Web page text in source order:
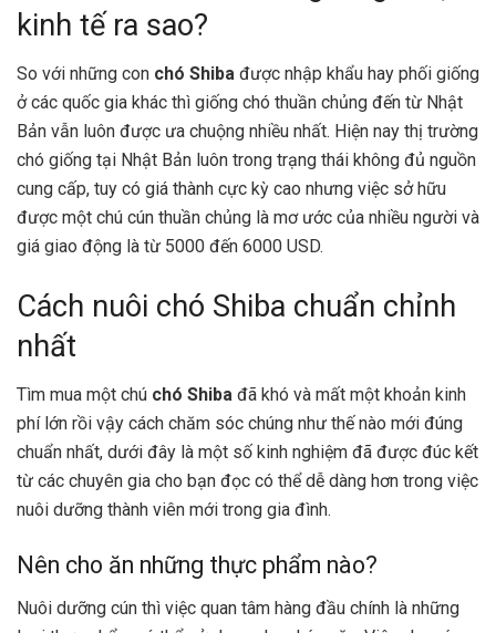
kinh tế ra sao?
So với những con chó Shiba được nhập khẩu hay phối giống
ở các quốc gia khác thì giống chó thuần chủng đến từ Nhật
Bản vẫn luôn được ưa chuộng nhiều nhất. Hiện nay thị trường
chó giống tại Nhật Bản luôn trong trạng thái không đủ nguồn
cung cấp, tuy có giá thành cực kỳ cao nhưng việc sở hữu
được một chú cún thuần chủng là mơ ước của nhiều người và
giá giao động là từ 5000 đến 6000 USD.
Cách nuôi chó Shiba chuẩn chỉnh
nhất
Tìm mua một chú chó Shiba đã khó và mất một khoản kinh
phí lớn rồi vậy cách chăm sóc chúng như thế nào mới đúng
chuẩn nhất, dưới đây là một số kinh nghiệm đã được đúc kết
từ các chuyên gia cho bạn đọc có thể dễ dàng hơn trong việc
nuôi dưỡng thành viên mới trong gia đình.
Nên cho ăn những thực phẩm nào?
Nuôi dưỡng cún thì việc quan tâm hàng đầu chính là những